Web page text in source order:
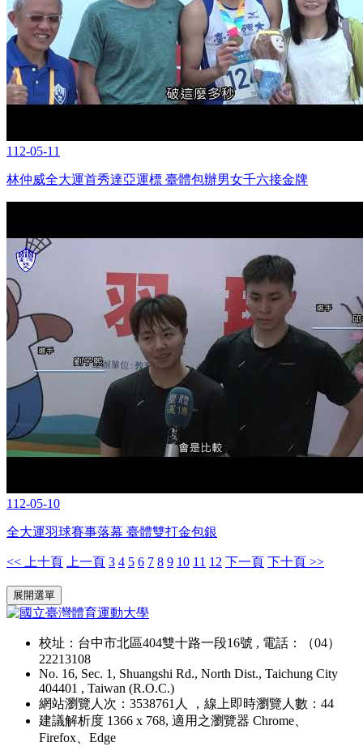
112-05-11
林仲威全大運首秀達亞運標 臺體包辦男女千六接金牌
112-05-10
全大運羽球賽事落幕 臺體雙打金包銀
<< 上十頁 上一頁 3 4 5 6 7 8 9 10 11 12 下一頁 下十頁 >>
展開選單
校址：台中市北區404雙十路一段16號 , 電話：（04）
22213108
No. 16, Sec. 1, Shuangshi Rd., North Dist., Taichung City
404401 , Taiwan (R.O.C.)
網站瀏覽人次：3538761人 ，線上即時瀏覽人數：44
建議解析度 1366 x 768, 適用之瀏覽器 Chrome、
Firefox、Edge